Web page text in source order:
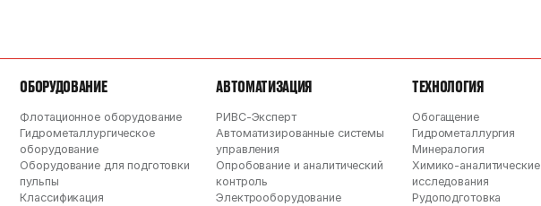
ОБОРУДОВАНИЕ
Флотационное оборудование
Гидрометаллургическое
оборудование
Оборудование для подготовки
пульпы
Классификация
АВТОМАТИЗАЦИЯ
РИВС-Эксперт
Автоматизированные системы
управления
Опробование и аналитический
контроль
Электрооборудование
ТЕХНОЛОГИЯ
Обогащение
Гидрометаллургия
Минералогия
Химико-аналитические
исследования
Рудоподготовка